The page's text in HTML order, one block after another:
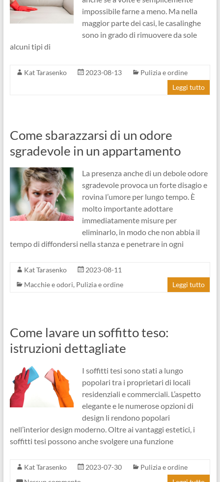
impossibile farne a meno. Ma nella
maggior parte dei casi, le casalinghe
sono in grado di rimuovere da sole
alcuni tipi di
Kat Tarasenko 2023-08-13
Pulizia e ordine
Leggi tutto
Come sbarazzarsi di un odore
sgradevole in un appartamento
La presenza anche di un debole odore
sgradevole provoca un forte disagio e
rovina l’umore per lungo tempo. È
molto importante adottare
immediatamente misure per
eliminarlo, in modo che non abbia il
tempo di diffondersi nella stanza e penetrare in ogni
Kat Tarasenko
2023-08-11
Macchie e odori, Pulizia e ordine Leggi tutto
Come lavare un soffitto teso:
istruzioni dettagliate
I soffitti tesi sono stati a lungo
popolari tra i proprietari di locali
residenziali e commerciali. L’aspetto
elegante e le numerose opzioni di
design li rendono popolari
nell’interior design moderno. Oltre ai vantaggi estetici, i
soffitti tesi possono anche svolgere una funzione
Kat Tarasenko 2023-07-30
Pulizia e ordine